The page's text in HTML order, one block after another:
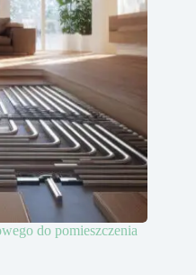
do pomieszczenia